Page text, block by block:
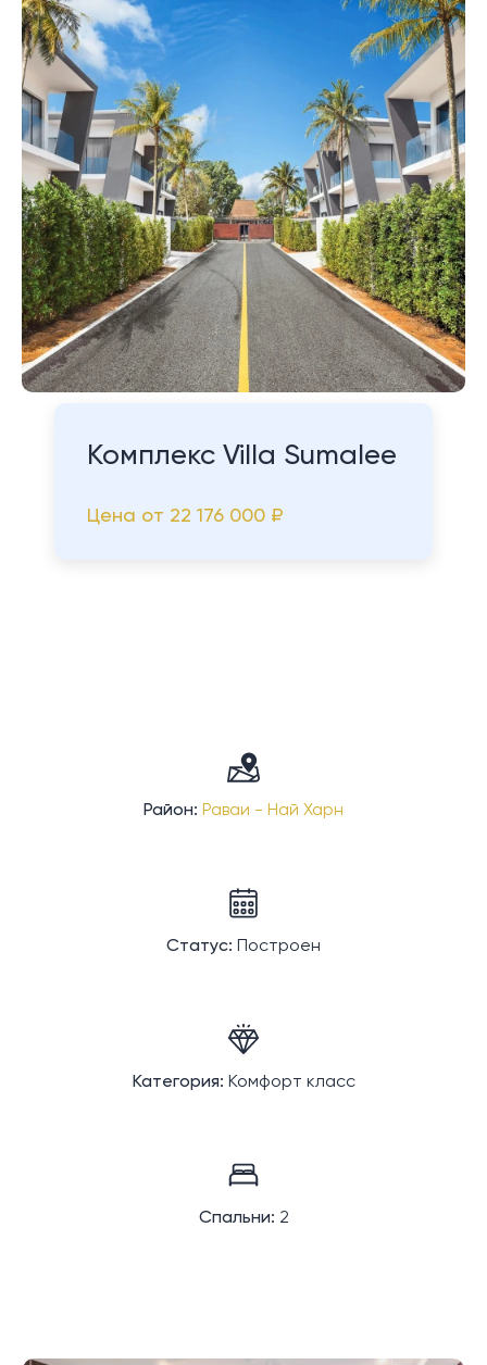
Комплекс Villa Sumalee
Цена от 22 176 000 ₽
Район: Раваи - Най Харн
Статус: Построен
Категория: Комфорт класс
Спальни: 2